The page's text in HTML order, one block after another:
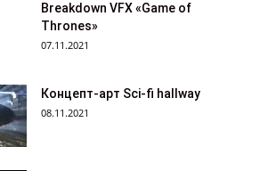
Breakdown VFX «Game of
Thrones»
07.11.2021
Концепт-арт Sci-fi hallway
08.11.2021